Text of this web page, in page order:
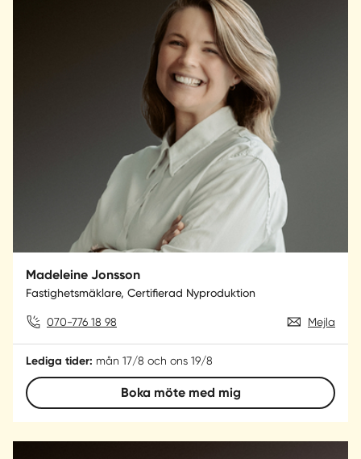
Madeleine Jonsson
Fastighetsmäklare, Certifierad Nyproduktion
070-776 18 98 Mejla
Lediga tider: mån 17/8 och ons 19/8
Boka möte med mig